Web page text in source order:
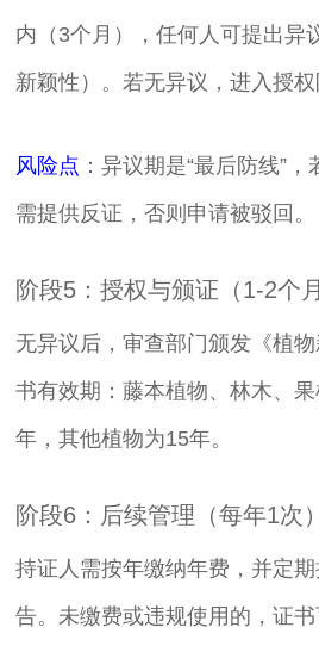
内（3个月），任何人可提出异
新颖性）。若无异议，进入授权
风险点 ：异议期是“最后防线”
需提供反证，否则申请被驳回。
阶段5：授权与颁证（1-2个月
无异议后，审查部门颁发《植
书有效期：藤本植物、林木、
年，其他植物为15年。
阶段6：后续管理（每年1次）
持证人需按年缴纳年费，并定
告。未缴费或违规使用的，证书